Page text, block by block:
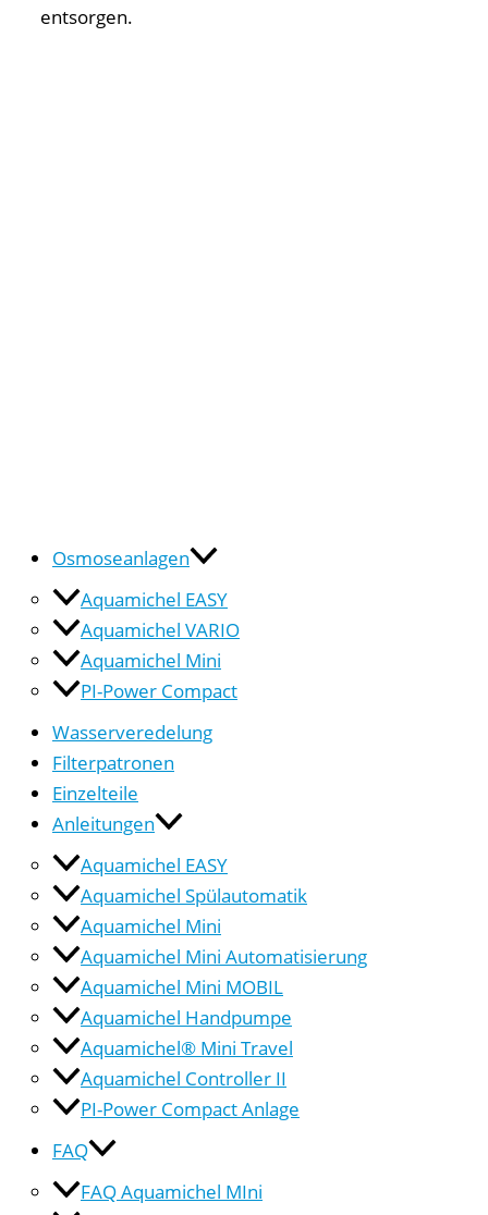
entsorgen.
Osmoseanlagen
Aquamichel EASY
Aquamichel VARIO
Aquamichel Mini
PI-Power Compact
Wasserveredelung
Filterpatronen
Einzelteile
Anleitungen
Aquamichel EASY
Aquamichel Spülautomatik
Aquamichel Mini
Aquamichel Mini Automatisierung
Aquamichel Mini MOBIL
Aquamichel Handpumpe
Aquamichel® Mini Travel
Aquamichel Controller II
PI-Power Compact Anlage
FAQ
FAQ Aquamichel MIni